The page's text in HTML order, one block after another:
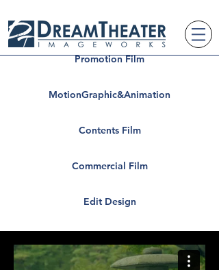
Promotion Film
MotionGraphic&Animation
Contents Film
Commercial Film
Edit Design